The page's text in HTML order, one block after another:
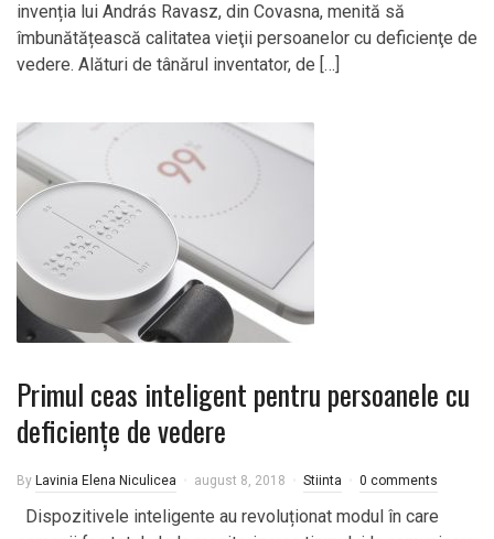
invenția lui András Ravasz, din Covasna, menită să
îmbunătățească calitatea vieţii persoanelor cu deficienţe de
vedere. Alături de tânărul inventator, de […]
Primul ceas inteligent pentru persoanele cu
deficienţe de vedere
By Lavinia Elena Niculicea august 8, 2018 Stiinta 0 comments
Dispozitivele inteligente au revoluționat modul în care